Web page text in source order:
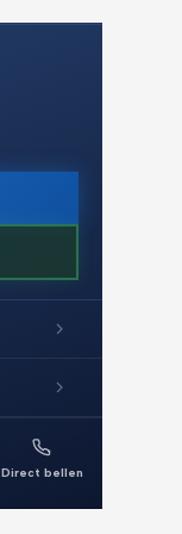
Direct bellen